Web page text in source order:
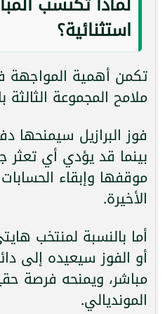
استثنائية؟
تكمن أهمية
ملامح المجموعة الثالثة
فوز البرازيل سيمنحها
بينما قد يؤدي أي تعثر
موقفها وإبقاء
الأخيرة.
أما بالنسبة لمنتخب
أو الفوز سيعيده إلى
مباشر، ويمنحه فرصة
المونديالي.